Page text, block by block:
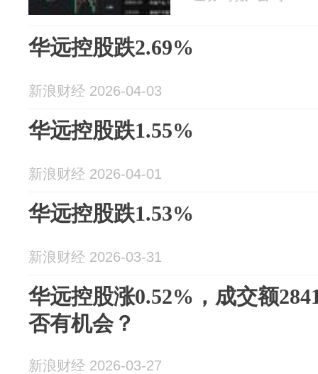
华远控股跌2.69%
新浪财经 2026-04-03
华远控股跌1.55%
新浪财经 2026-04-01
华远控股跌1.53%
新浪财经 2026-03-31
华远控股涨0.52%，成交额
否有机会？
新浪财经 2026-03-27